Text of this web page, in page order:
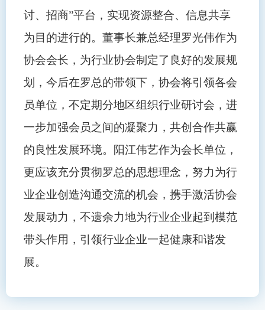
讨、招商”平台，实现资源整合、信息共享
为目的进行的。董事长兼总经理罗光伟作为
协会会长，为行业协会制定了良好的发展规
划，今后在罗总的带领下，协会将引领各会
员单位，不定期分地区组织行业研讨会，进
一步加强会员之间的凝聚力，共创合作共赢
的良性发展环境。阳江伟艺作为会长单位，
更应该充分贯彻罗总的思想理念，努力为行
业企业创造沟通交流的机会，携手激活协会
发展动力，不遗余力地为行业企业起到模范
带头作用，引领行业企业一起健康和谐发
展。